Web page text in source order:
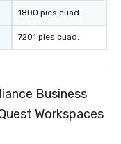
1800 pies cuad.
7201 pies cuad.
Business
Workspaces